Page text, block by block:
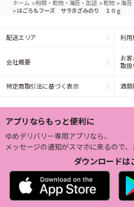
ホーム >粉類・乾物・海苔・缶詰 >乾物 >海苔
> はごろもフーズ サラきざみのり １０ｇ
配送エリア 利用
会社概要
お客
取扱
特定商取引法に基づく表示 酒類
アプリならもっと便利に
ゆめデリバリー専用アプリなら、
メッセージの通知がスマホに来るので、
ダウンロードは